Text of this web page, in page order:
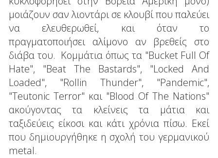
μοιάζουν σαν λιοντάρι σε κλουβί που παλεύει
να ελευθερωθεί, και όταν το
πραγματοποιήσει αλίμονο αν βρεθείς στο
διάβα του. Κομμάτια όπως τα "Bucket Full Of
Hate", "Beat The Bastards", "Locked And
Loaded", "Rollin Thunder", "Pandemic",
"Teutonic Terror" και "Blood Of The Nations"
ακούγοντας τα κλείνεις τα μάτια και
ταξιδεύεις είκοσι και κάτι χρόνια πίσω. Εκεί
που δημιουργήθηκε η σχολή του γερμανικού
metal.